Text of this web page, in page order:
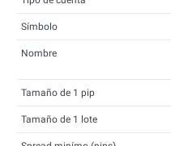
Símbolo
Nombre
Tamaño de 1 pip
Tamaño de 1 lote